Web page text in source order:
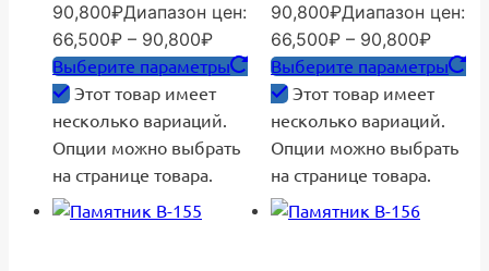
90,800₽Диапазон цен:
66,500₽ – 90,800₽
Выберите параметры
Этот товар имеет
несколько вариаций.
Опции можно выбрать
на странице товара.
90,800₽Диапазон цен:
66,500₽ – 90,800₽
Выберите параметры
Этот товар имеет
несколько вариаций.
Опции можно выбрать
на странице товара.